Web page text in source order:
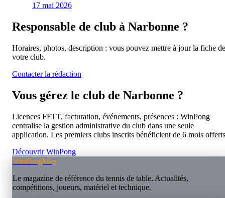
17 mai 2026
Responsable de club à Narbonne ?
Horaires, photos, description : vous pouvez mettre à jour la fiche de
votre club.
Contacter la rédaction
Vous gérez le club de Narbonne ?
Licences FFTT, facturation, événements, présences : WinPong
centralise la gestion administrative du club dans une seule
application. Les premiers clubs inscrits bénéficient de 6 mois
Découvrir WinPong
WinPongMag
Le magazine de référence du tennis de table. Actualités,
compétitions, joueurs, matériel et technique.